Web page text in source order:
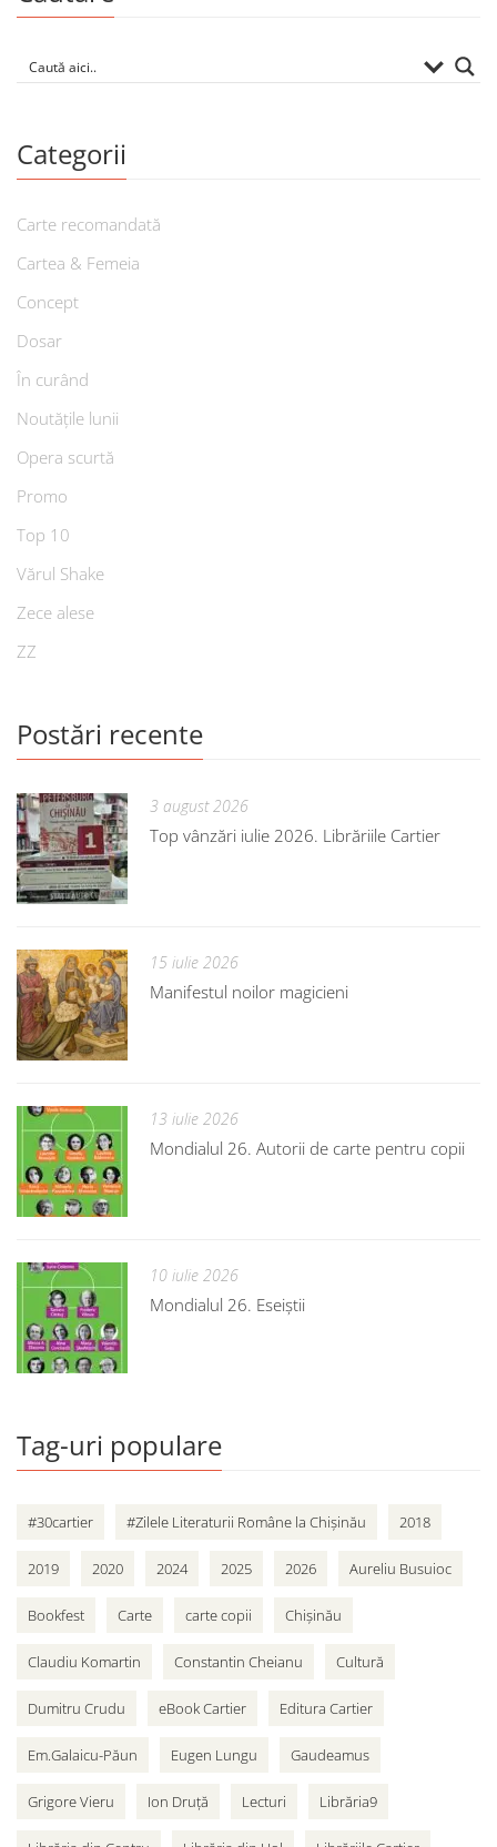
Categorii
Carte recomandată
Cartea & Femeia
Concept
Dosar
În curând
Noutățile lunii
Opera scurtă
Promo
Top 10
Vărul Shake
Zece alese
ZZ
Postări recente
3 august 2026
Top vânzări iulie 2026. Librăriile Cartier
15 iulie 2026
Manifestul noilor magicieni
13 iulie 2026
Mondialul 26. Autorii de carte pentru copii
10 iulie 2026
Mondialul 26. Eseiștii
Tag-uri populare
#30cartier #Zilele Literaturii Române la Chișinău 2018
2019 2020 2024 2025 2026 Aureliu Busuioc
Bookfest Carte carte copii Chișinău
Claudiu Komartin Constantin Cheianu Cultură
Dumitru Crudu eBook Cartier Editura Cartier
Em.Galaicu-Păun Eugen Lungu Gaudeamus
Grigore Vieru Ion Druță Lecturi Librăria9